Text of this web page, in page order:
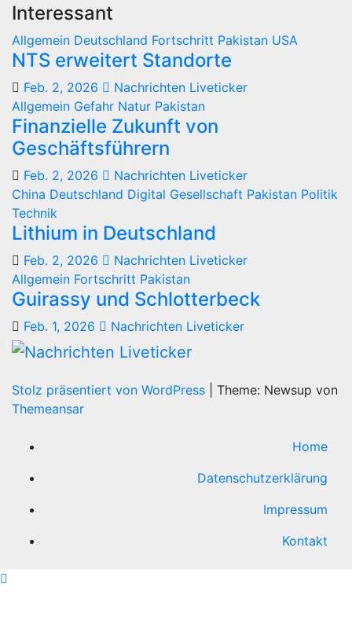
Interessant
Allgemein Deutschland Fortschritt Pakistan USA
NTS erweitert Standorte
Feb. 2, 2026
Nachrichten Liveticker
Allgemein Gefahr Natur Pakistan
Finanzielle Zukunft von
Geschäftsführern
Feb. 2, 2026
Nachrichten Liveticker
China Deutschland Digital Gesellschaft Pakistan Politik
Technik
Lithium in Deutschland
Feb. 2, 2026
Nachrichten Liveticker
Allgemein Fortschritt Pakistan
Guirassy und Schlotterbeck
Feb. 1, 2026 Nachrichten Liveticker
Stolz präsentiert von WordPress
Theme: Newsup von
Themeansar
Home
Datenschutzerklärung
Impressum
Kontakt